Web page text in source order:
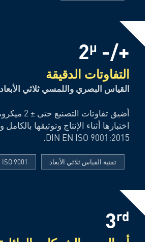
+/- 2
µ
التفاوتات الدقيقة
القياس البصري واللمسي ثلاثي الأبعاد
أضيق تفاوتات
اختبارها أثناء الإنتاج وتوثيقها بالكامل
DIN EN ISO 9001:2015.
تقنية القياس ثلاثي الأبعاد ISO 9001
3rd